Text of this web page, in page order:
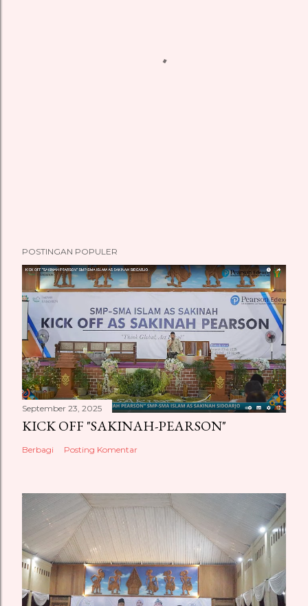
POSTINGAN POPULER
September 23, 2025
KICK OFF "SAKINAH-PEARSON"
Berbagi Posting Komentar